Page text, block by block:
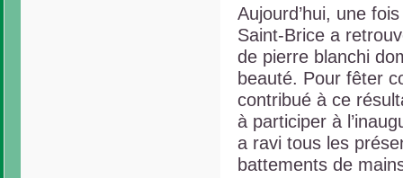
Aujourd’hui, une
Saint-Brice a
de pierre blanchi
beauté. Pour fêter
contribué à ce
à participer à
a ravi tous les
battements de